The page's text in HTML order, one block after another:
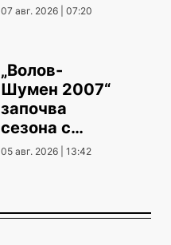
07 авг. 2026 | 07:20
„Волов-
Шумен 2007“
започва
сезона с
гостуване
05 авг. 2026 | 13:42